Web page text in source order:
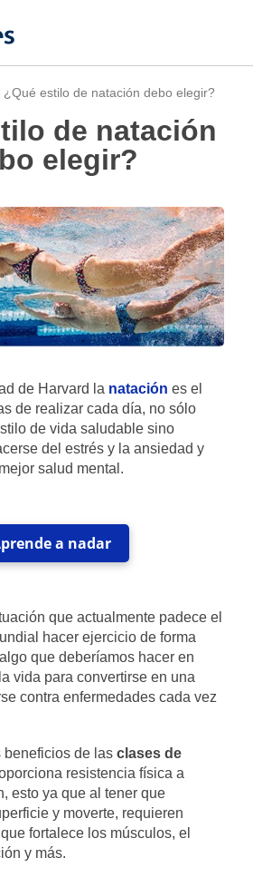
¿Qué estilo de natación debo elegir?
elegir?
de Harvard la natación es el
de realizar cada día, no sólo
de vida saludable sino
del estrés y la ansiedad y
salud mental.
a nadar
que actualmente padece el
hacer ejercicio de forma
que deberíamos hacer en
vida para convertirse en una
contra enfermedades cada vez
beneficios de las clases de
resistencia física a
esto ya que al tener que
y moverte, requieren
fortalece los músculos, el
y más.